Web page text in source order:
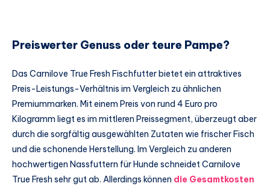
Preiswerter Genuss oder teure Pampe?
Das Carnilove True Fresh Fischfutter bietet ein attraktives
Preis-Leistungs-Verhältnis im Vergleich zu ähnlichen
Premiummarken. Mit einem Preis von rund 4 Euro pro
Kilogramm liegt es im mittleren Preissegment, überzeugt aber
durch die sorgfältig ausgewählten Zutaten wie frischer Fisch
und die schonende Herstellung. Im Vergleich zu anderen
hochwertigen Nassfuttern für Hunde schneidet Carnilove
True Fresh sehr gut ab. Allerdings können die Gesamtkosten